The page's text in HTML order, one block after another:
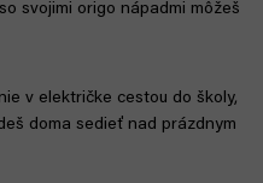
svojimi origo nápadmi môžeš
v električke cestou do školy,
doma sedieť nad prázdnym